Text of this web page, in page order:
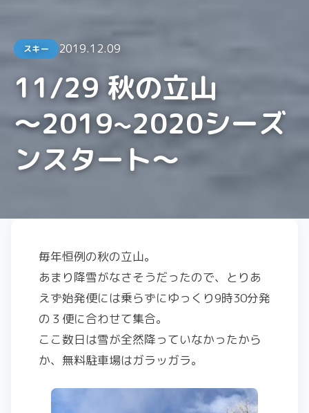
スキー 2019.12.09
11/29 秋の立山
〜2019~2020シーズ
ンスタート〜
毎年恒例の秋の立山。
あまり降雪がなさそうだったので、とりあ
えず始発便には乗らずにゆっくり9時30分発
の３便に合わせて集合。
ここ数日は雪が全然降っていなかったから
か、無料駐車場はガラッガラ。